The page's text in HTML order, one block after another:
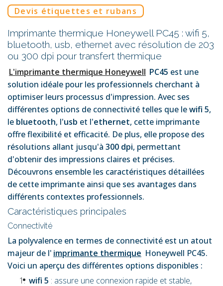
Devis étiquettes et rubans
Imprimante thermique Honeywell PC45 : wifi 5,
bluetooth, usb, ethernet avec résolution de 203
ou 300 dpi pour transfert thermique
L'imprimante thermique Honeywell PC45 est une
solution idéale pour les professionnels cherchant à
optimiser leurs processus d'impression. Avec ses
différentes options de connectivité telles que lewifi 5,
le bluetooth, l'usb et l'ethernet, cette imprimante
offre flexibilité et efficacité. De plus, elle propose des
résolutions allant jusqu'à 300 dpi, permettant
d'obtenir des impressions claires et précises.
Découvrons ensemble les caractéristiques détaillées
de cette imprimante ainsi que ses avantages dans
différents contextes professionnels.
Caractéristiques principales
Connectivité
La polyvalence en termes de connectivité est un atout
majeur de l' imprimante thermique Honeywell PC45.
Voici un aperçu des différentes options disponibles :
wifi 5 : assure une connexion rapide et stable,